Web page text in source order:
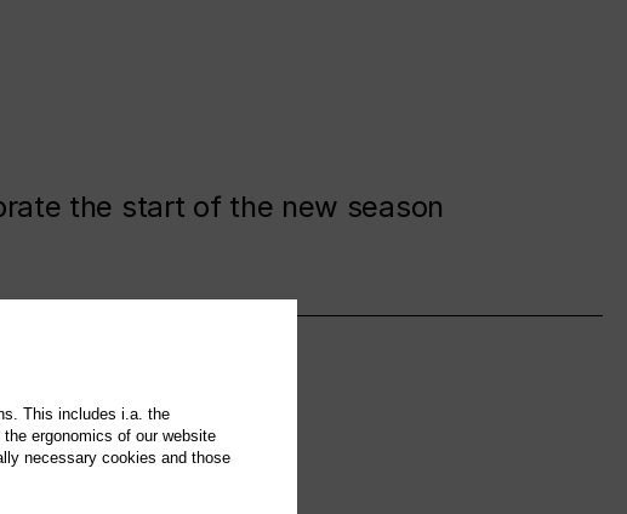
the start of the new season
This includes i.a. the
ergonomics of our website
necessary cookies and those